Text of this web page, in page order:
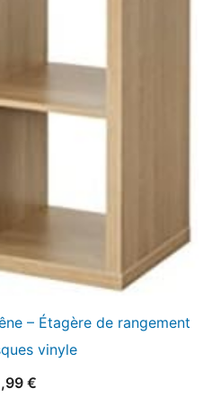
– Étagère de rangement
vinyle
€